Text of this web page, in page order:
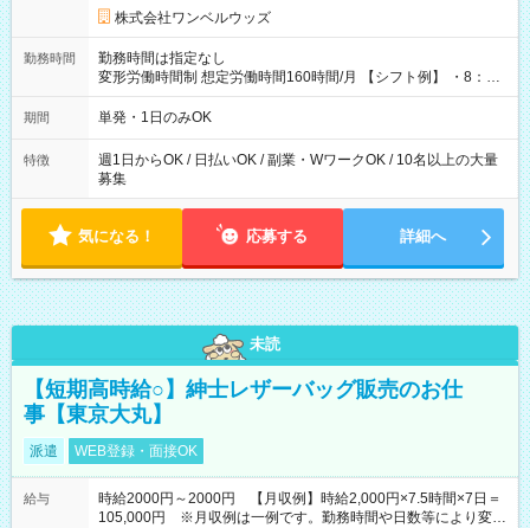
株式会社ワンベルウッズ
勤務時間
勤務時間は指定なし
変形労働時間制 想定労働時間160時間/月 【シフト例】 ・8：00
～21：00
期間 単発・1日のみOK
特徴
週1日からOK / 日払いOK / 副業・WワークOK / 10名以上の大量
募集
気になる！ 応募する 詳細へ
未読
【短期高時給○】紳士レザーバッグ販売のお仕
事【東京大丸】
派遣 WEB登録・面接OK
給与
時給2000円～2000円 【月収例】時給2,000円×7.5時間×7日＝
105,000円 ※月収例は一例です。勤務時間や日数等により変動